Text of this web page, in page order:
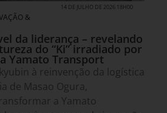
&
14 DE JULHO DE 2026 18H00
da liderança – revelando
do “Ki” irradiado por
Yamato Transport
à reinvenção da logística
de Masao Ogura,
a Yamato